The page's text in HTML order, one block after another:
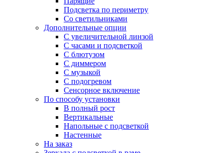
Подсветка по периметру
Со светильниками
Дополнительные опции
C увеличительной линзой
C часами и подсветкой
С блютузом
С диммером
С музыкой
С подогревом
Сенсорное включение
По способу установки
В полный рост
Вертикальные
Напольные с подсветкой
Настенные
На заказ